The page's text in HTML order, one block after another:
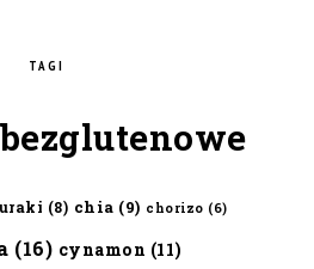
TAGI
bezglutenowe
(8) chia (9) chorizo (6)
(16) cynamon (11)